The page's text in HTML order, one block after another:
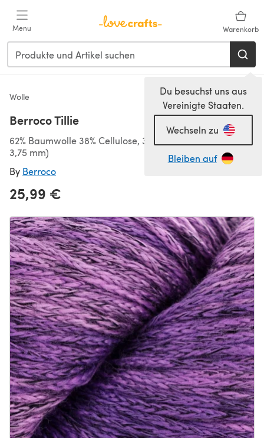
Menu Warenkorb
Du besuchst uns aus
Vereinigte Staaten.
Wechseln zu
Bleiben auf
Wolle
Berroco Tillie
62% Baumwolle 38% Cellulose, 343m/100g, Sport (3,50-
3,75 mm)
By Berroco
25,99 €